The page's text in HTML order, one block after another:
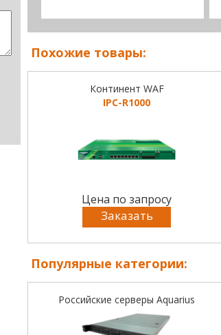
Похожие товары:
Континент WAF
IPC-R1000
Цена по запросу
Заказать
Популярные категории:
Российские серверы Aquarius